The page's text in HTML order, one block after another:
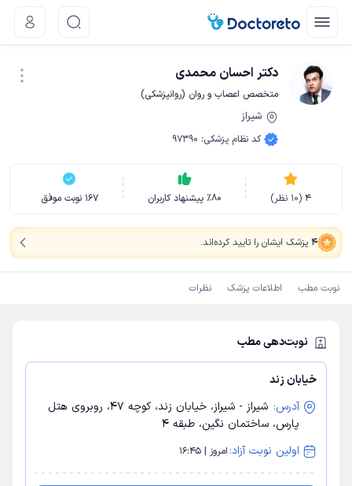
دکتر احسان محمدی
متخصص اعصاب و روان (روانپزشکی)
شیراز
کد نظام پزشکی:
97390
4
(
10 نظر) ٪80 پیشنهاد کاربران 167 نوبت موفق
4 پزشک ایشان را تایید کرده‌اند.
نوبت مطب اطلاعات پزشک نظرات
نوبت‌دهی مطب
خیابان زند
آدرس:
شیراز - شیراز، خیابان زند، کوچه 47، روبروی هتل
پارس، ساختمان نگین، طبقه 4
اولین نوبت آزاد: امروز | 16:45